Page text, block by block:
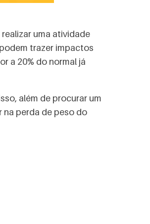
uma atividade
trazer impactos
a 20% do normal já
além de procurar um
na perda de peso do